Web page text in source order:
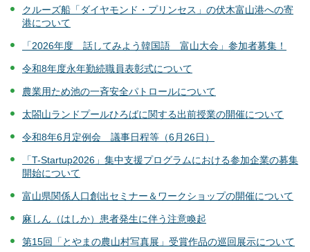
クルーズ船「ダイヤモンド・プリンセス」の伏木富山港への寄
港について
「2026年度 話してみよう韓国語 富山大会」参加者募集！
令和8年度永年勤続職員表彰式について
農業用ため池の一斉安全パトロールについて
太閤山ランドプールひろばに関する出前授業の開催について
令和8年6月定例会 議事日程等（6月26日）
「T-Startup2026」集中支援プログラムにおける参加企業の募集
開始について
富山県関係人口創出セミナー＆ワークショップの開催について
麻しん（はしか）患者発生に伴う注意喚起
第15回「とやまの農山村写真展」受賞作品の巡回展示について